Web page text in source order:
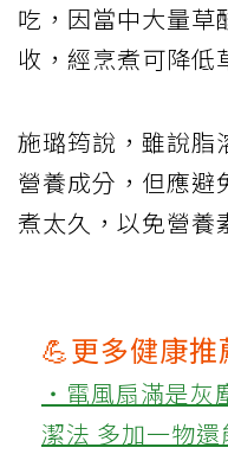
吃，因當中大量草
收，經烹煮可降低
施璐筠說，雖說脂
營養成分，但應避
煮太久，以免營養
💪更多健康推
‧電風扇滿是灰
潔法 多加一物